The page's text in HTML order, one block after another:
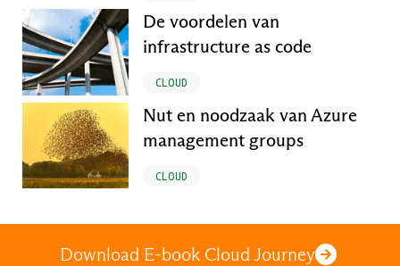
De voordelen van
infrastructure as code
CLOUD
Nut en noodzaak van Azure
management groups
CLOUD
Download E-book Cloud Journey